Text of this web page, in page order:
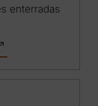
enterradas